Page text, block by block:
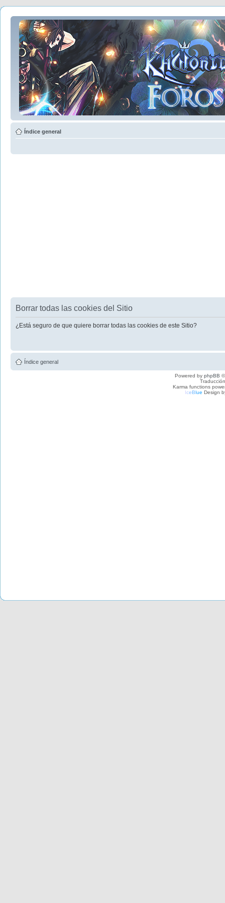
Índice general
Borrar todas las cookies del Sitio
¿Está seguro de que quiere borrar todas las cookies de este Sitio?
Índice general
Powered by phpBB
Karma functions
IceBlue Design